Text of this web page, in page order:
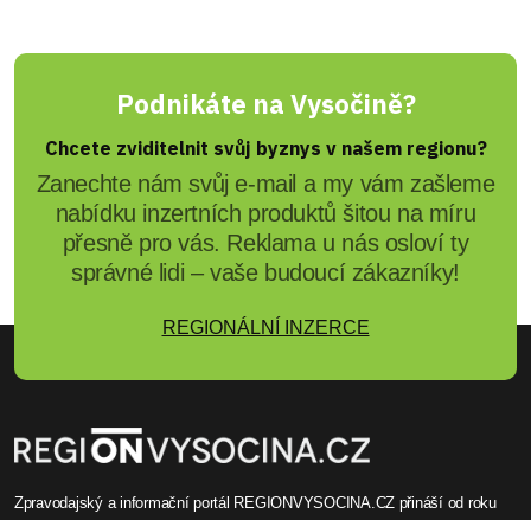
Podnikáte na Vysočině?
Chcete zviditelnit svůj byznys v našem regionu?
Zanechte nám svůj e-mail a my vám zašleme
nabídku inzertních produktů šitou na míru
přesně pro vás. Reklama u nás osloví ty
správné lidi – vaše budoucí zákazníky!
REGIONÁLNÍ INZERCE
Zpravodajský a informační portál REGIONVYSOCINA.CZ přináší od roku